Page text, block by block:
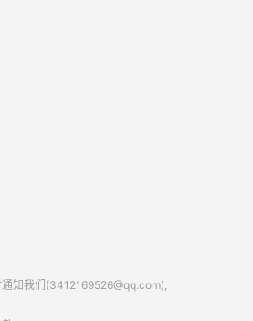
知我们(3412169526@qq.com),